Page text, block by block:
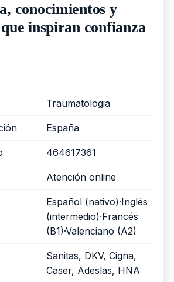
conocimientos y
inspiran confianza
Traumatologia
España
464617361
Atención online
Español (nativo)·Inglés
(intermedio)·Francés
(B1)·Valenciano (A2)
Sanitas, DKV, Cigna,
Caser, Adeslas, HNA